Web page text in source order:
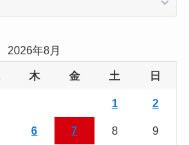
2026年8月
木 金 土 日
1 2
6 7 8 9